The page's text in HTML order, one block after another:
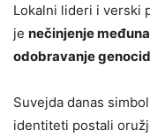
Lokalni lideri i verski
je nečinjenje
odobravanje
Suvejda danas
identiteti postali